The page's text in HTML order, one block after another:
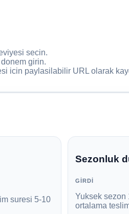
secin.
girin.
icin paylasilabilir URL olarak
suresi 5-10
Sezonluk
GIRDI
Yuksek sezon
ortalama